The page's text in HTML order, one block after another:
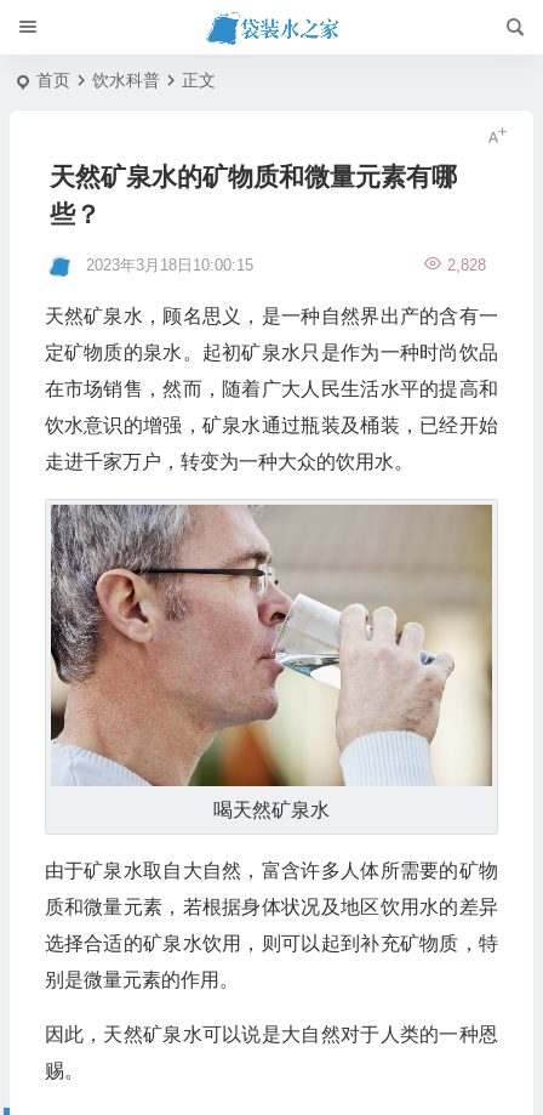
首页 饮水科普 正文
天然矿泉水的矿物质和微量元素有哪
些？
2023年3月18日10:00:15 2,828
天然矿泉水，顾名思义，是一种自然界出产的含有一
定矿物质的泉水。起初矿泉水只是作为一种时尚饮品
在市场销售，然而，随着广大人民生活水平的提高和
饮水意识的增强，矿泉水通过瓶装及桶装，已经开始
走进千家万户，转变为一种大众的饮用水。
喝天然矿泉水
由于矿泉水取自大自然，富含许多人体所需要的矿物
质和微量元素，若根据身体状况及地区饮用水的差异
选择合适的矿泉水饮用，则可以起到补充矿物质，特
别是微量元素的作用。
因此，天然矿泉水可以说是大自然对于人类的一种恩
赐。